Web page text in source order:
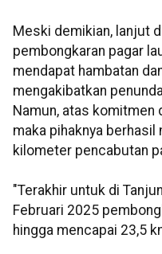
Meski demikian, lanjut
pembongkaran pagar
mendapat hambatan
mengakibatkan
Namun, atas komitmen
maka pihaknya
kilometer pencabutan
"Terakhir untuk di
Februari 2025
hingga mencapai 23,5